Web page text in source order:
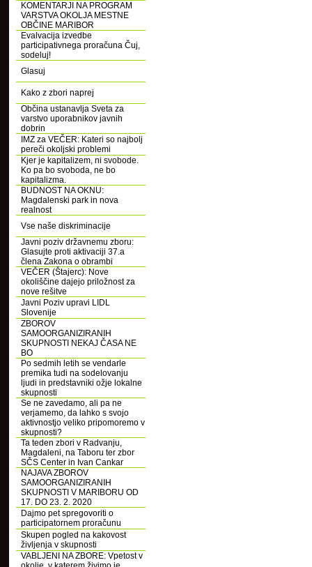
KOMENTARJI NA PROGRAM
VARSTVA OKOLJA MESTNE
OBČINE MARIBOR
Evalvacija izvedbe
participativnega proračuna Čuj,
sodeluj!
Glasuj
Kako z zbori naprej
Občina ustanavlja Sveta za
varstvo uporabnikov javnih
dobrin
IMZ za VEČER: Kateri so najbolj
pereči okoljski problemi
Kjer je kapitalizem, ni svobode.
Ko pa bo svoboda, ne bo
kapitalizma.
BUDNOST NA OKNU:
Magdalenski park in nova
realnost
Vse naše diskriminacije
Javni poziv državnemu zboru:
Glasujte proti aktivaciji 37.a
člena Zakona o obrambi
VEČER (Štajerc): Nove
okoliščine dajejo priložnost za
nove rešitve
Javni Poziv upravi LIDL
Slovenije
ZBOROV
SAMOORGANIZIRANIH
SKUPNOSTI NEKAJ ČASA NE
BO
Po sedmih letih se vendarle
premika tudi na sodelovanju
ljudi in predstavniki ožje lokalne
skupnosti
Se ne zavedamo, ali pa ne
verjamemo, da lahko s svojo
aktivnostjo veliko pripomoremo v
skupnosti?
Ta teden zbori v Radvanju,
Magdaleni, na Taboru ter zbor
SČS Center in Ivan Cankar
NAJAVA ZBOROV
SAMOORGANIZIRANIH
SKUPNOSTI V MARIBORU OD
17. DO 23. 2. 2020
Dajmo pet spregovoriti o
participatornem proračunu
Skupen pogled na kakovost
življenja v skupnosti
VABLJENI NA ZBORE: Vpetost v